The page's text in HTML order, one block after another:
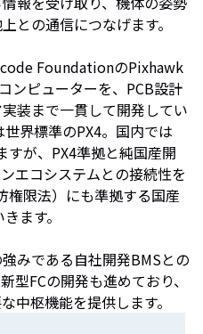
との通信につなげます。
FoundationのPixhawk
ンピューターを、PCB設計
装まで一貫して開発してい
界標準のPX4。国内では
が、PX4準拠と純国産開
エコシステムとの接続性を
権限法）にも準拠する国産
ます。
みである自社開発BMSとの
型FCの開発も進めており、
中枢機能を提供します。